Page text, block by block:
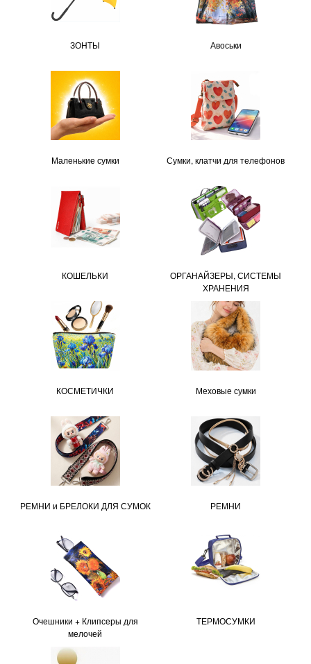
ЗОНТЫ Авоськи
Маленькие сумки Сумки, клатчи для телефонов
КОШЕЛЬКИ
ОРГАНАЙЗЕРЫ, СИСТЕМЫ
ХРАНЕНИЯ
КОСМЕТИЧКИ Меховые сумки
РЕМНИ и БРЕЛОКИ ДЛЯ СУМОК РЕМНИ
Очешники + Клипсеры для
мелочей
ТЕРМОСУМКИ